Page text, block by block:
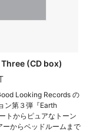
(CD box)
Looking Records の
ン第３弾『Earth
トからピュアなトーン
からベッドルームまで